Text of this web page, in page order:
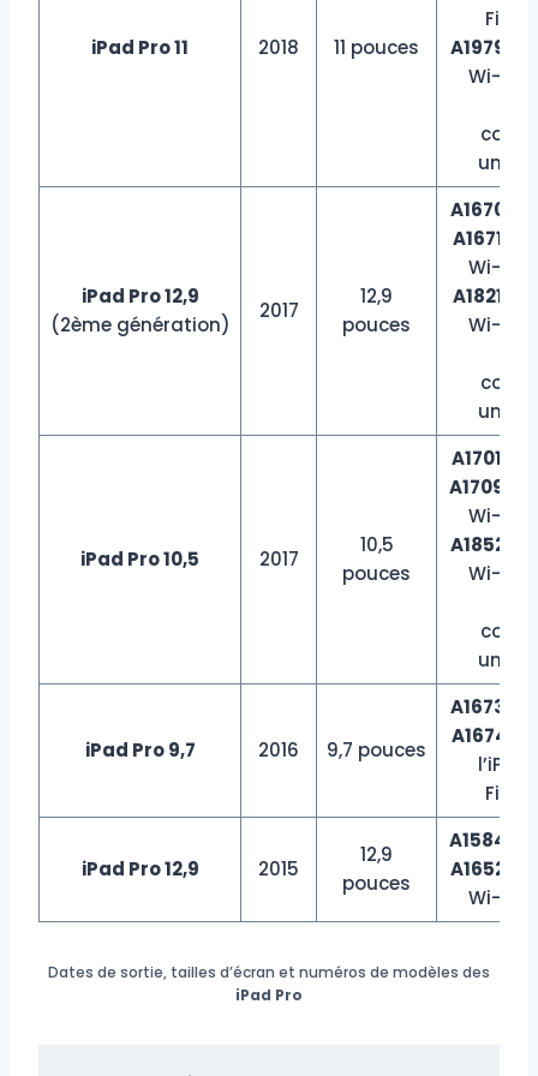
iPad Pro 11 2018 11 pouces
Fi +
A1979
Wi-Fi
iPad Pro 12,9
(2ème génération)
2017
12,9
pouces
A1670
A1671
Wi-Fi
A1821
Wi-Fi
iPad Pro 10,5 2017
10,5
pouces
A1701
A1709
Wi-Fi
A1852
Wi-Fi
iPad Pro 9,7 2016 9,7 pouces
A1673
A1674
l’iPad
Fi +
iPad Pro 12,9 2015
12,9
pouces
A1584
A1652
Wi-Fi
Dates de sortie, tailles d’écran et numéros de modèles des
iPad Pro